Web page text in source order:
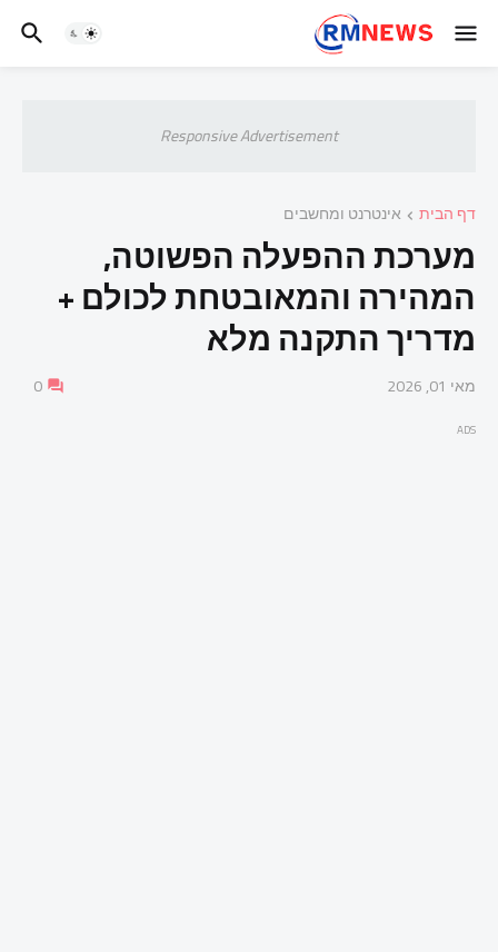
Responsive Advertisement
דף הבית אינטרנט ומחשבים
מערכת ההפעלה הפשוטה,
המהירה והמאובטחת לכולם +
מדריך התקנה מלא
מאי 01, 2026 0
ADS